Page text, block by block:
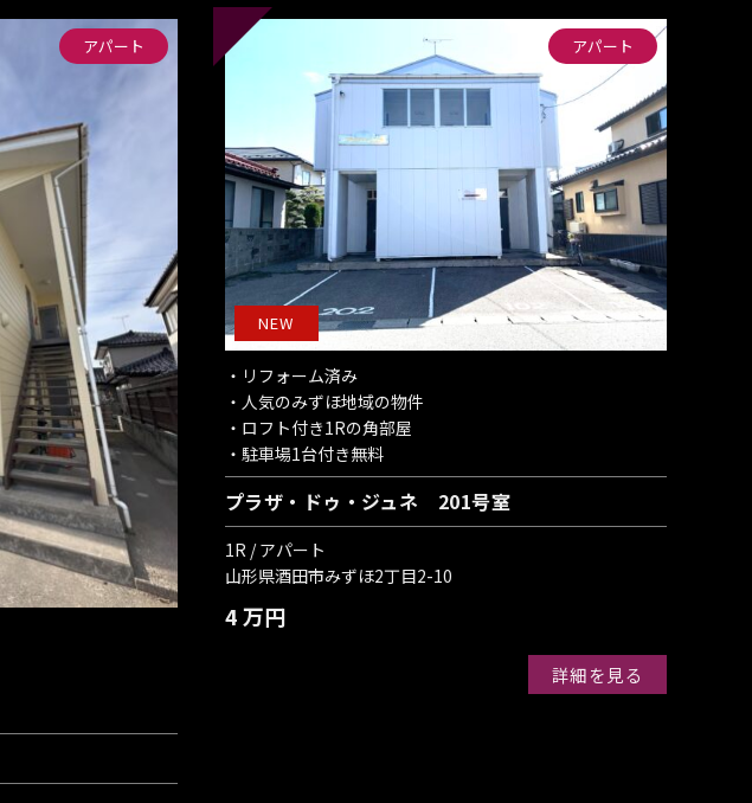
アパート
NEW
アパート
・リフォーム済み
・人気のみずほ地域の物件
・ロフト付き1Rの角部屋
・駐車場1台付き無料
プラザ・ドゥ・ジュネ 201号室
1R / アパート
山形県酒田市みずほ2丁目2-10
4 万円
詳細を見る